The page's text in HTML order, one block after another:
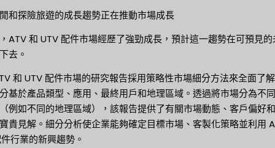
和探險旅遊的成長趨勢正在推動市場成長
ATV 和 UTV 配件市場經歷了強勁成長，預計這一趨勢在可預見
去。
和 UTV 配件市場的研究報告採用策略性市場細分方法來全面了
基於產品類型、應用、最終用戶和地理區域。透過將市場分為不
例如不同的地理區域），該報告提供了有關市場動態、客戶偏好
貴見解。細分分析使企業能夠確定目標市場、客製化策略並利用
行業的新興趨勢。